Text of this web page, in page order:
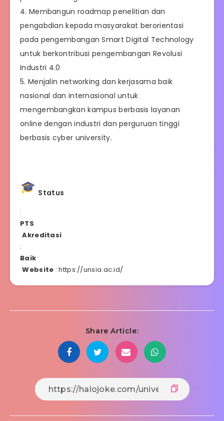
4. Membangun roadmap penelitian dan
pengabdian kepada masyarakat berorientasi
pada pengembangan Smart Digital Technology
untuk berkontribusi pengembangan Revolusi
Industri 4.0
5. Menjalin networking dan kerjasama baik
nasional dan internasional untuk
mengembangkan kampus berbasis layanan
online dengan industri dan perguruan tinggi
berbasis cyber university.
Status
:
PTS
Akreditasi
:
Baik
Website: https://unsia.ac.id/
Share Article: